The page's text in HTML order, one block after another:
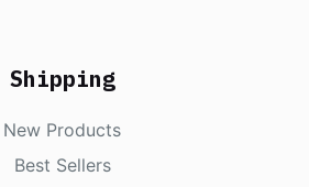
Shipping
New Products
Best Sellers